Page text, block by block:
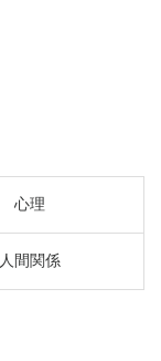
心理
人間関係